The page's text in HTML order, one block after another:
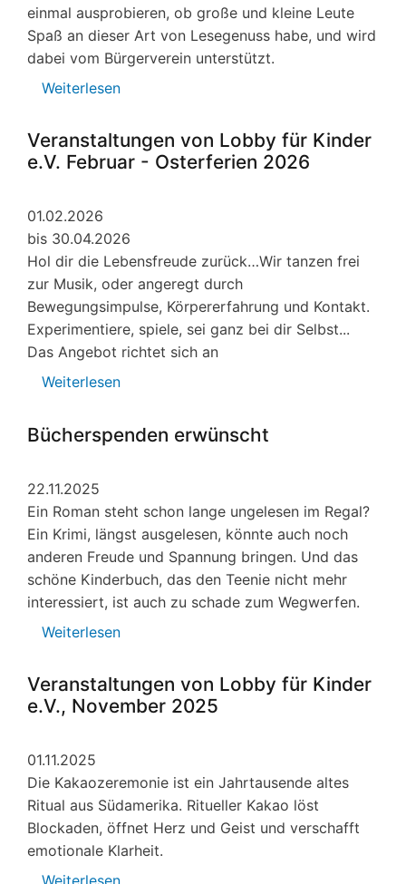
einmal ausprobieren, ob große und kleine Leute
Spaß an dieser Art von Lesegenuss habe, und wird
dabei vom Bürgerverein unterstützt.
Weiterlesen
Veranstaltungen von Lobby für Kinder
e.V. Februar - Osterferien 2026
01.02.2026
bis 30.04.2026
Hol dir die Lebensfreude zurück…Wir tanzen frei
zur Musik, oder angeregt durch
Bewegungsimpulse, Körpererfahrung und Kontakt.
Experimentiere, spiele, sei ganz bei dir Selbst...
Das Angebot richtet sich an
Weiterlesen
von
e.V.
Februar
-
Osterferien
2026
Bücherspenden erwünscht
22.11.2025
Ein Roman steht schon lange ungelesen im Regal?
Ein Krimi, längst ausgelesen, könnte auch noch
anderen Freude und Spannung bringen. Und das
schöne Kinderbuch, das den Teenie nicht mehr
interessiert, ist auch zu schade zum Wegwerfen.
Weiterlesen
erwünscht
Veranstaltungen von Lobby für Kinder
e.V., November 2025
01.11.2025
Die Kakaozeremonie ist ein Jahrtausende altes
Ritual aus Südamerika. Ritueller Kakao löst
Blockaden, öffnet Herz und Geist und verschafft
emotionale Klarheit.